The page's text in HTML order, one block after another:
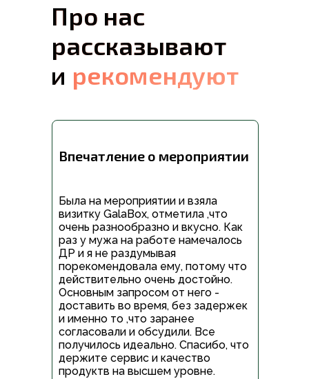
Про нас
рассказывают
и рекомендуют
Про нас
рассказывают
и рекомендуют
Впечатление о мероприятии
Была на мероприятии и взяла
визитку GalaBox, отметила ,что
очень разнообразно и вкусно. Как
раз у мужа на работе намечалось
ДР и я не раздумывая
порекомендовала ему, потому что
действительно очень достойно.
Основным запросом от него -
доставить во время, без задержек
и именно то ,что заранее
согласовали и обсудили. Все
получилось идеально. Спасибо, что
держите сервис и качество
продуктв на высшем уровне.